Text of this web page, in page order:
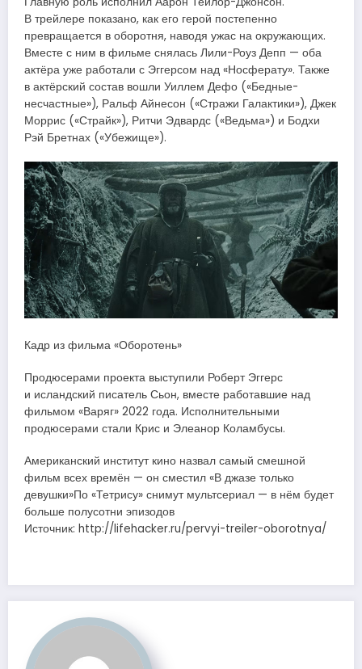
В трейлере показано, как его герой постепенно
превращается в оборотня, наводя ужас на окружающих.
Вместе с ним в фильме снялась Лили-Роуз Депп — оба
актёра уже работали с Эггерсом над «Носферату». Также
в актёрский состав вошли Уиллем Дефо («Бедные-
несчастные»), Ральф Айнесон («Стражи Галактики»), Джек
Моррис («Страйк»), Ритчи Эдвардс («Ведьма») и Бодхи
Рэй Бретнах («Убежище»).
Кадр из фильма «Оборотень»
Продюсерами проекта выступили Роберт Эггерс
и исландский писатель Сьон, вместе работавшие над
фильмом «Варяг» 2022 года. Исполнительными
продюсерами стали Крис и Элеанор Коламбусы.
Американский институт кино назвал самый смешной
фильм всех времён — он сместил «В джазе только
девушки»По «Тетрису» снимут мультсериал — в нём будет
больше полусотни эпизодов
Источник: http://lifehacker.ru/pervyi-treiler-oborotnya/